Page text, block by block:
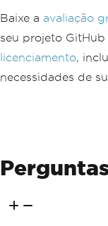
Baixe a avaliação
seu projeto GitHub
licenciamento,
necessidades de